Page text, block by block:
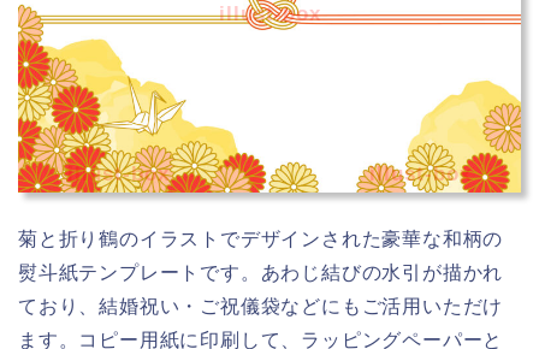
illust-box
illust-box illust-box
菊と折り鶴のイラストでデザインされた豪華な和柄の
熨斗紙テンプレートです。あわじ結びの水引が描かれ
ており、結婚祝い・ご祝儀袋などにもご活用いただけ
ます。コピー用紙に印刷して、ラッピングペーパーと